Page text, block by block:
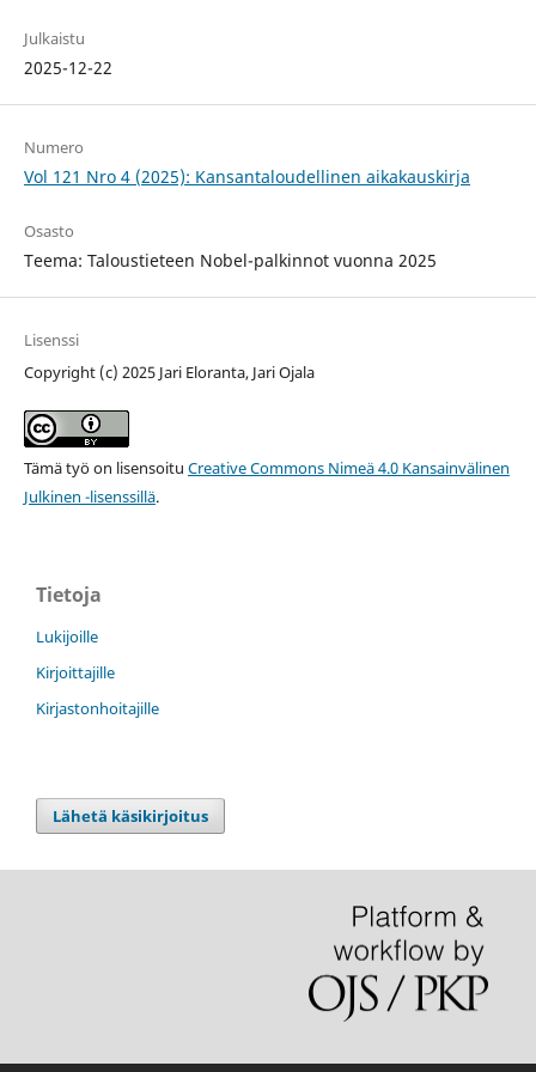
Julkaistu
2025-12-22
Numero
Vol 121 Nro 4 (2025): Kansantaloudellinen aikakauskirja
Osasto
Teema: Taloustieteen Nobel-palkinnot vuonna 2025
Lisenssi
Copyright (c) 2025 Jari Eloranta, Jari Ojala
Tämä työ on lisensoitu Creative Commons Nimeä 4.0 Kansainvälinen
Julkinen -lisenssillä.
Tietoja
Lukijoille
Kirjoittajille
Kirjastonhoitajille
Lähetä käsikirjoitus